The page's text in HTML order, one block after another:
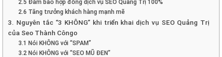
2.5 Đảm bảo hợp đồng dịch vụ SEO Quảng Trị 100%
2.6 Tăng trưởng khách hàng mạnh mẽ
3. Nguyên tắc “3 KHÔNG” khi triển khai dịch vụ SEO Quảng Trị
của Seo Thành Côngo
3.1 Nói KHÔNG với “SPAM”
3.2 Nói KHÔNG với “SEO MŨ ĐEN”